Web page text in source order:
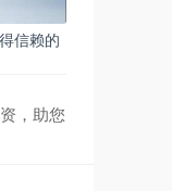
信赖的
，助您